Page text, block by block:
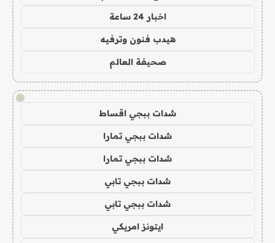
اخبار 24 ساعة
هيدب فنون وترفيه
صحيفة العالم
!
شدات ببجي اقساط
شدات ببجي تمارا
شدات ببجي تمارا
شدات ببجي تابي
شدات ببجي تابي
ايتونز امريكي